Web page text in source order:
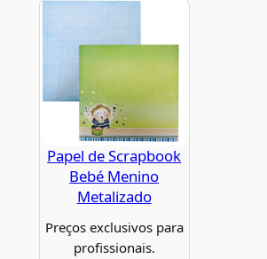
Papel de Scrapbook
Bebé Menino
Metalizado
Preços exclusivos para
profissionais.